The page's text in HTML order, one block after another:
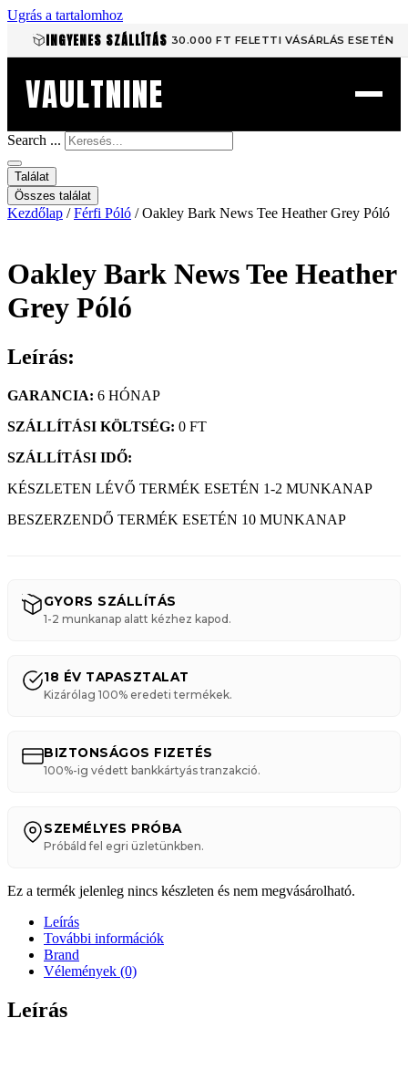
Ugrás a tartalomhoz
INGYENES SZÁLLÍTÁS 30.000 FT FELETTI VÁSÁRLÁS ESETÉN
VAULTNINE
Search ...
Találat
Összes találat
Kezdőlap /Férfi Póló / Oakley Bark News Tee Heather Grey Póló
Oakley Bark News Tee Heather
Grey Póló
Leírás:
GARANCIA: 6 HÓNAP
SZÁLLÍTÁSI KÖLTSÉG: 0 FT
SZÁLLÍTÁSI IDŐ:
KÉSZLETEN LÉVŐ TERMÉK ESETÉN 1-2 MUNKANAP
BESZERZENDŐ TERMÉK ESETÉN 10 MUNKANAP
GYORS SZÁLLÍTÁS
1-2 munkanap alatt kézhez kapod.
18 ÉV TAPASZTALAT
Kizárólag 100% eredeti termékek.
BIZTONSÁGOS FIZETÉS
100%-ig védett bankkártyás tranzakció.
SZEMÉLYES PRÓBA
Próbáld fel egri üzletünkben.
Ez a termék jelenleg nincs készleten és nem megvásárolható.
Leírás
További információk
Brand
Vélemények (0)
Leírás